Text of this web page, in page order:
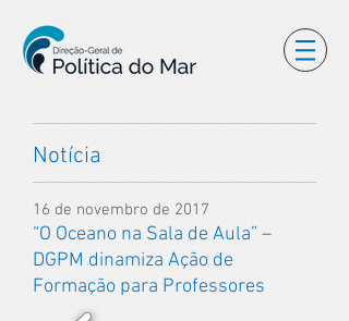
Notícia
16 de novembro de 2017
“O Oceano na Sala de Aula” –
DGPM dinamiza Ação de
Formação para Professores